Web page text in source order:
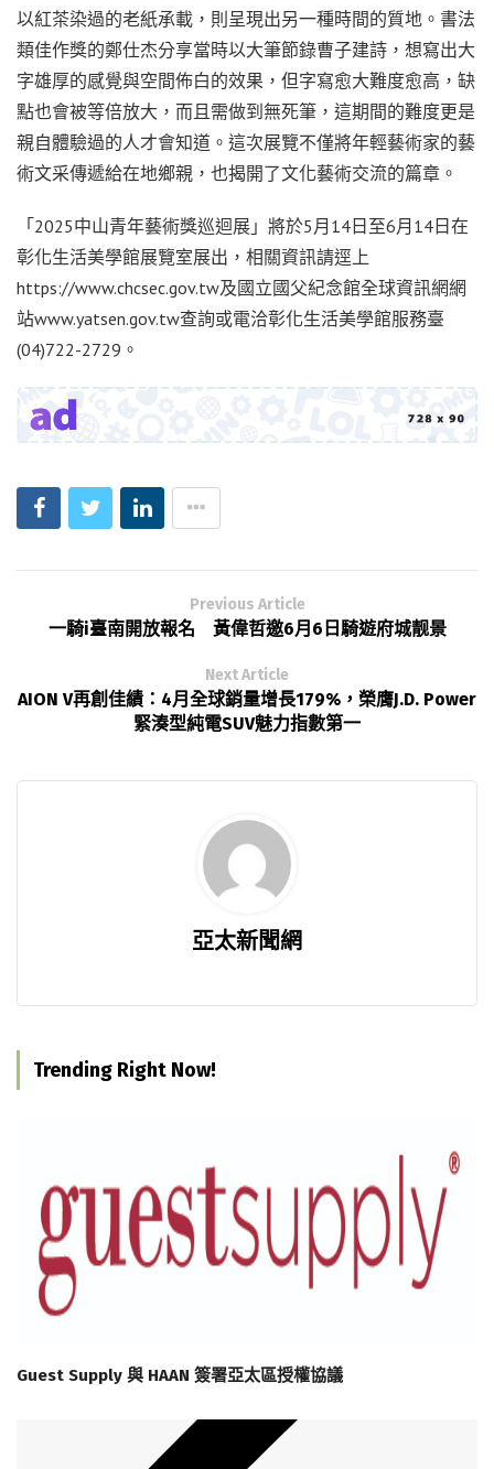
以紅茶染過的老紙承載，則呈現出另一種時間的質地。書法
類佳作獎的鄭仕杰分享當時以大筆節錄曹子建詩，想寫出大
字雄厚的感覺與空間佈白的效果，但字寫愈大難度愈高，缺
點也會被等倍放大，而且需做到無死筆，這期間的難度更是
親自體驗過的人才會知道。這次展覽不僅將年輕藝術家的藝
術文采傳遞給在地鄉親，也揭開了文化藝術交流的篇章。
「2025中山青年藝術獎巡迴展」將於5月14日至6月14日在
彰化生活美學館展覽室展出，相關資訊請逕上
https://www.chcsec.gov.tw及國立國父紀念館全球資訊網網
站www.yatsen.gov.tw查詢或電洽彰化生活美學館服務臺
(04)722-2729。
Previous Article
一騎i臺南開放報名 黃偉哲邀6月6日騎遊府城靓景
Next Article
AION V再創佳績：4月全球銷量增長179%，榮膺J.D. Power
緊湊型純電SUV魅力指數第一
亞太新聞網
Trending Right Now!
Guest Supply 與 HAAN 簽署亞太區授權協議